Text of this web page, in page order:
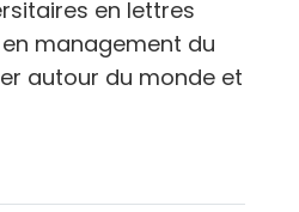
en lettres
management du
autour du monde et